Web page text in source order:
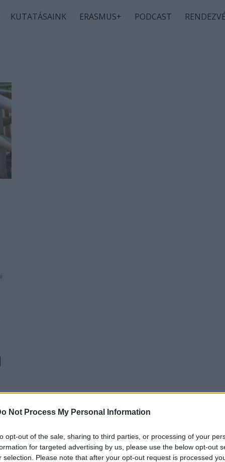
Not Process My Personal Information
opt-out of the sale, sharing to third parties, or processing of your
for targeted advertising by us, please use the below opt-out
selection. Please note that after your opt-out request is processed
KUTATÁSAINK ERASMUS+ PODCAST
REAKTOR